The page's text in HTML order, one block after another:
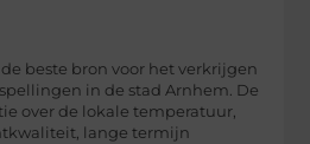
beste bron voor het verkrijgen
in de stad Arnhem. De
over de lokale temperatuur,
lange termijn